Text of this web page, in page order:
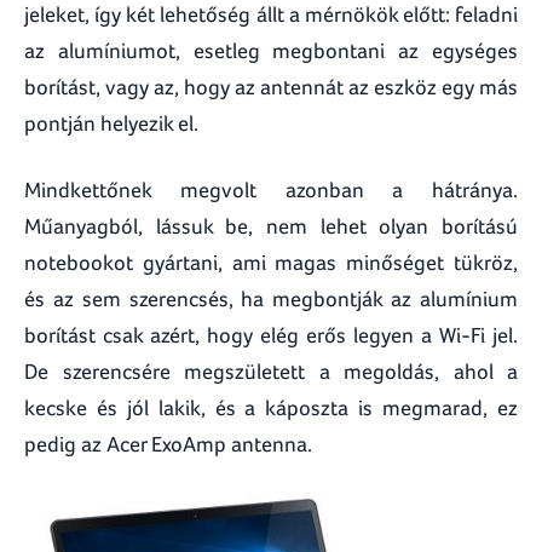
jeleket, így két lehetőség állt a mérnökök előtt: feladni
az alumíniumot, esetleg megbontani az egységes
borítást, vagy az, hogy az antennát az eszköz egy más
pontján helyezik el.
Mindkettőnek megvolt azonban a hátránya.
Műanyagból, lássuk be, nem lehet olyan borítású
notebookot gyártani, ami magas minőséget tükröz,
és az sem szerencsés, ha megbontják az alumínium
borítást csak azért, hogy elég erős legyen a Wi-Fi jel.
De szerencsére megszületett a megoldás, ahol a
kecske és jól lakik, és a káposzta is megmarad, ez
pedig az Acer ExoAmp antenna.